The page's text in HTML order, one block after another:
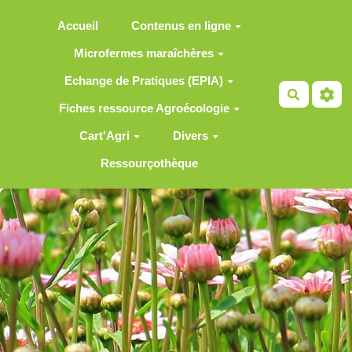
Accueil Contenus en ligne
Microfermes maraîchères
Echange de Pratiques (EPIA)
Fiches ressource Agroécologie
Cart'Agri Divers
Ressourçothèque